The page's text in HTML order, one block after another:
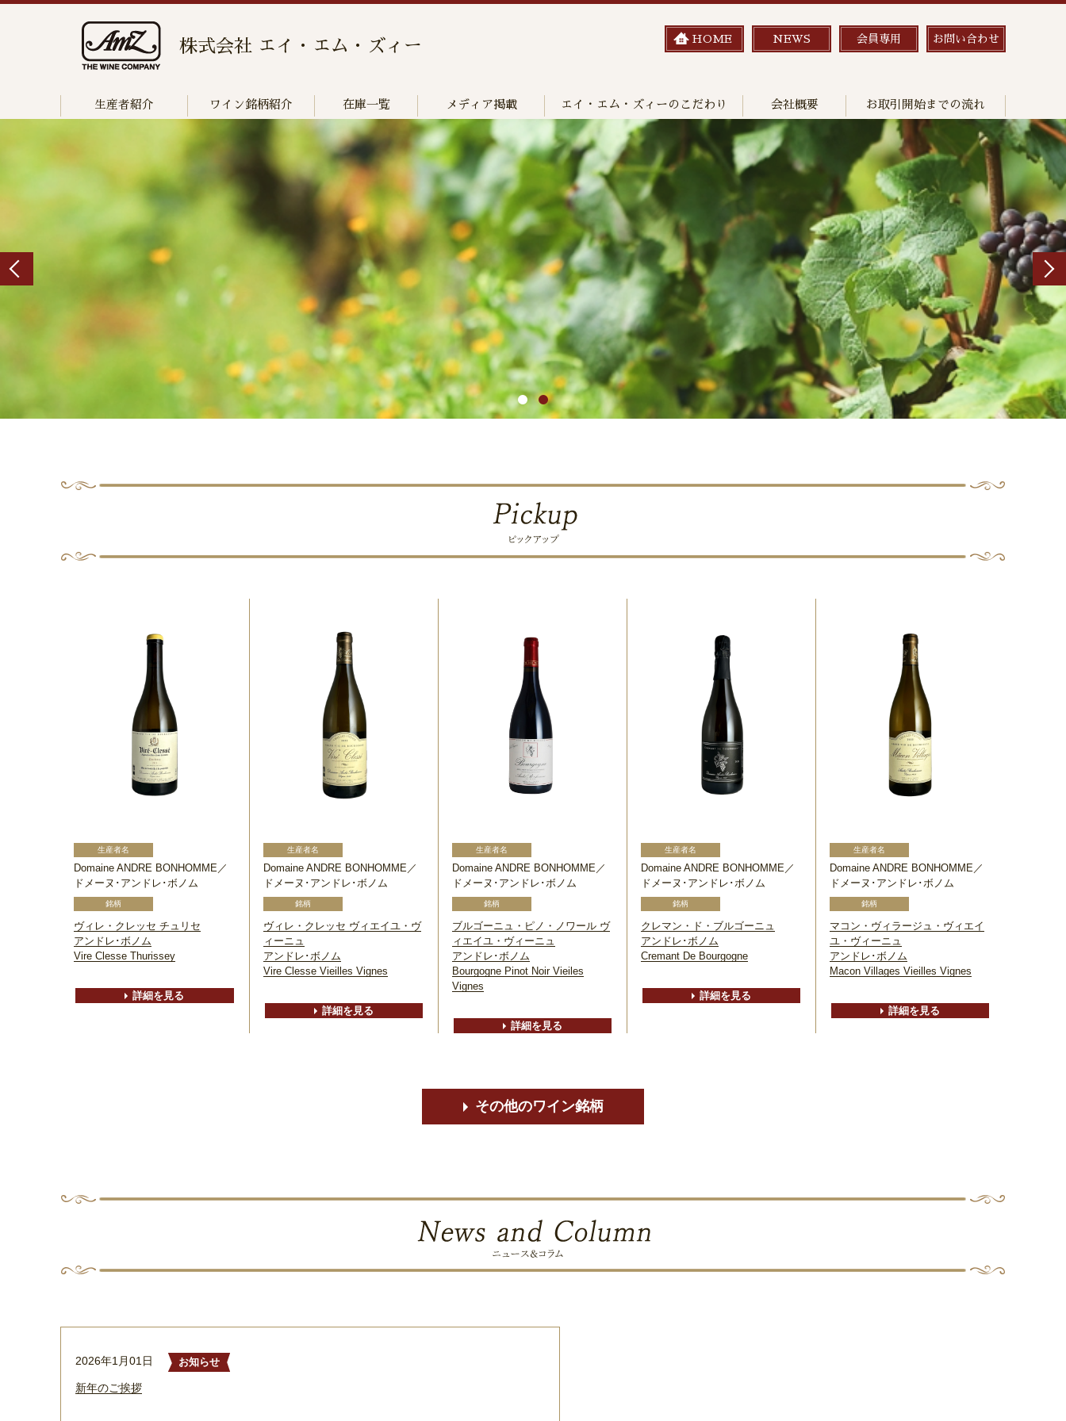
株式会社 エイ・エム・ズィー HOME NEWS 会員専用 お問い合わせ
生産者紹介 ワイン銘柄紹介 在庫一覧 メディア掲載 エイ・エム・ズィーのこだわり 会社概要 お取引開始までの流れ
Domaine ANDRE BONHOMME／
ドメーヌ･アンドレ･ボノム
ヴィレ・クレッセ チュリセ
アンドレ･ボノム
Vire Clesse Thurissey
詳細を見る
Domaine ANDRE BONHOMME／
ドメーヌ･アンドレ･ボノム
ヴィレ・クレッセ ヴィエイユ・ヴ
ィーニュ
アンドレ･ボノム
Vire Clesse Vieilles Vignes
詳細を見る
Domaine ANDRE BONHOMME／
ドメーヌ･アンドレ･ボノム
ブルゴーニュ・ピノ・ノワール ヴ
ィエイユ・ヴィーニュ
アンドレ･ボノム
Bourgogne Pinot Noir Vieiles
Vignes
詳細を見る
Domaine ANDRE BONHOMME／
ドメーヌ･アンドレ･ボノム
クレマン・ド・ブルゴーニュ
アンドレ･ボノム
Cremant De Bourgogne
詳細を見る
Domaine ANDRE BONHOMME／
ドメーヌ･アンドレ･ボノム
マコン・ヴィラージュ・ヴィエイ
ユ・ヴィーニュ
アンドレ･ボノム
Macon Villages Vieilles Vignes
詳細を見る
その他のワイン銘柄
2026年1月01日 お知らせ
新年のご挨拶